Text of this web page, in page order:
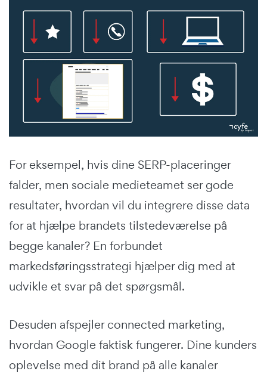
For eksempel, hvis dine SERP-placeringer
falder, men sociale medieteamet ser gode
resultater, hvordan vil du integrere disse data
for at hjælpe brandets tilstedeværelse på
begge kanaler? En forbundet
markedsføringsstrategi hjælper dig med at
udvikle et svar på det spørgsmål.
Desuden afspejler connected marketing,
hvordan Google faktisk fungerer. Dine kunders
oplevelse med dit brand på alle kanaler